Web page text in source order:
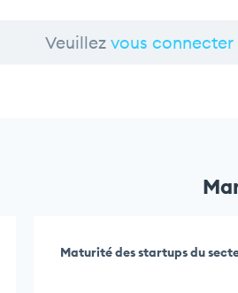
Veuillez vous connecter
Maturité des startups du